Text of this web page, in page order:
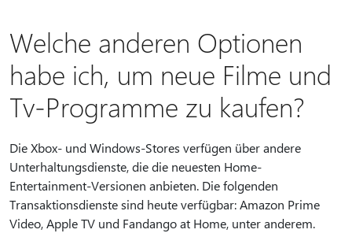
Welche anderen Optionen
habe ich, um neue Filme und
Tv-Programme zu kaufen?
Die Xbox- und Windows-Stores verfügen über andere
Unterhaltungsdienste, die die neuesten Home-
Entertainment-Versionen anbieten. Die folgenden
Transaktionsdienste sind heute verfügbar: Amazon Prime
Video, Apple TV und Fandango at Home, unter anderem.